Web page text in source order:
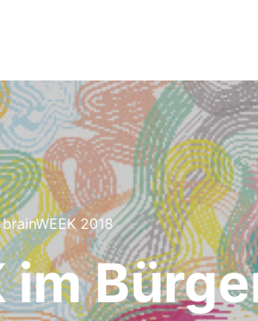
brainWEEK 2018
im